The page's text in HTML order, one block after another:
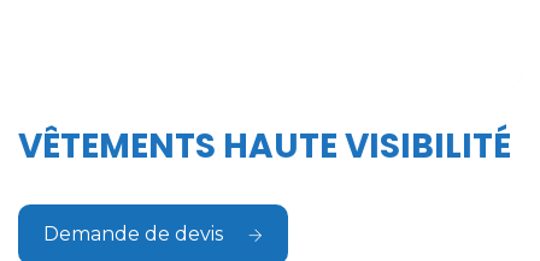
VÊTEMENTS HAUTE VISIBILITÉ
Demande de devis